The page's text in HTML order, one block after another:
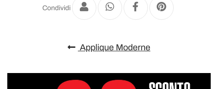
Condividi
Applique Moderne